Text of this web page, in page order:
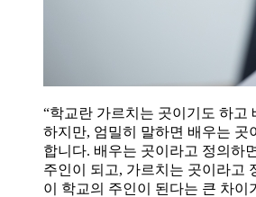
“학교란 가르치는 곳이기도 하고
하지만, 엄밀히 말하면 배우는 곳
합니다. 배우는 곳이라고 정의하
주인이 되고, 가르치는 곳이라고
이 학교의 주인이 된다는 큰 차이